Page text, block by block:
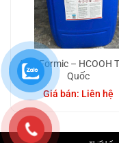
Acid Formic – HCOOH
Quốc
Giá bán: Liên hệ